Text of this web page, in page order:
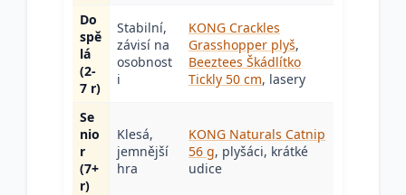
Do
spě
lá
(2-
7 r)
Stabilní,
závisí na
osobnost
i
KONG Crackles
Grasshopper plyš,
Beeztees Škádlítko
Tickly 50 cm, lasery
Se
nio
r
(7+
r)
Klesá,
jemnější
hra
KONG Naturals Catnip
56 g, plyšáci, krátké
udice